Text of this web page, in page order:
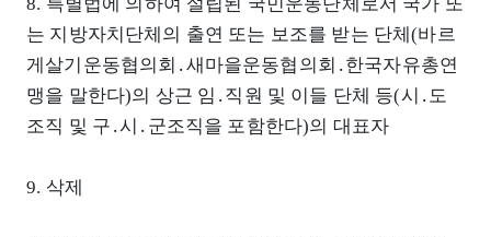
는 지방자치단체의 출연 또는 보조를 받는 단체(바르
게살기운동협의회․새마을운동협의회․한국자유총연
맹을 말한다)의 상근 임․직원 및 이들 단체 등(시․도
조직 및 구․시․군조직을 포함한다)의 대표자
9. 삭제